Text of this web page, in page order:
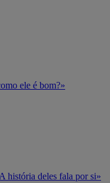
ele é bom?»
história deles fala por si»